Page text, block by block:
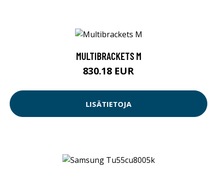
MULTIBRACKETS M
830.18 EUR
LISÄTIETOJA